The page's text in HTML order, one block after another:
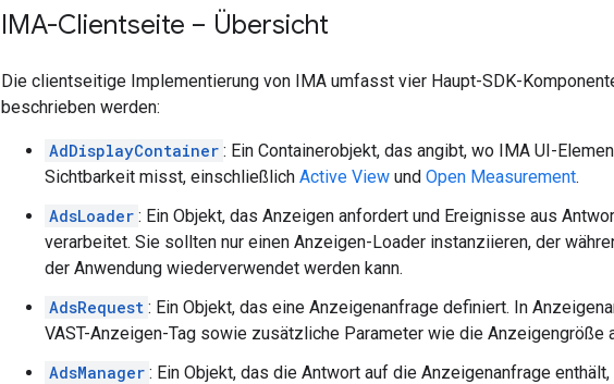
IMA-Clientseite – Übersicht
Die clientseitige Implementierung von IMA umfasst vier Haupt-SDK-
beschrieben werden:
AdDisplayContainer : Ein Containerobjekt, das angibt, wo IMA UI-
Sichtbarkeit misst, einschließlich Active View und Open Measurement.
AdsLoader : Ein Objekt, das Anzeigen anfordert und Ereignisse aus
verarbeitet. Sie sollten nur einen Anzeigen-Loader instanziieren, der
der Anwendung wiederverwendet werden kann.
AdsRequest : Ein Objekt, das eine Anzeigenanfrage definiert. In
VAST-Anzeigen-Tag sowie zusätzliche Parameter wie die Anzeigengröße
AdsManager : Ein Objekt, das die Antwort auf die Anzeigenanfrage